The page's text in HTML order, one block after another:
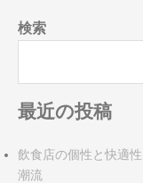
ナ
ビ
ー
シ
ン
検索
最近の投稿
飲食店の個性と快適
潮流